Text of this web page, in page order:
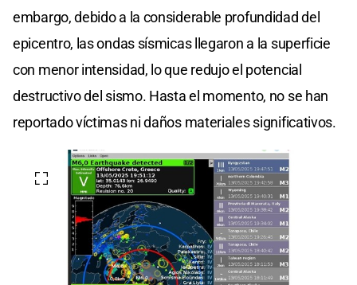
embargo, debido a la considerable profundidad del
epicentro, las ondas sísmicas llegaron a la superficie
con menor intensidad, lo que redujo el potencial
destructivo del sismo. Hasta el momento, no se han
reportado víctimas ni daños materiales significativos.